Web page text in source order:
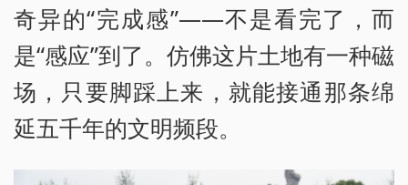
奇异的“完成感”——不是看完了，而
是“感应”到了。仿佛这片土地有一种磁
场，只要脚踩上来，就能接通那条绵
延五千年的文明频段。